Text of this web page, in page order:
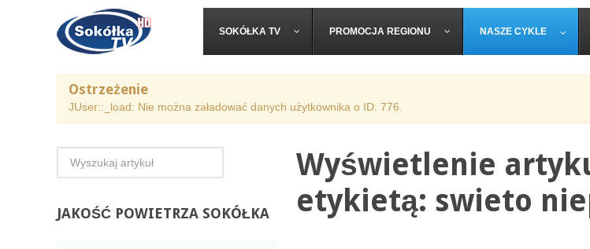
SOKÓŁKA TV PROMOCJA REGIONU NASZE CYKLE
Ostrzeżenie
JUser::_load: Nie można załadować danych użytkownika o ID: 776.
Wyświetlenie
etykietą: swieto
JAKOŚĆ POWIETRZA SOKÓŁKA